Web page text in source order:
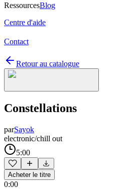
RessourcesBlog
Centre d'aide
Contact
Retour au catalogue
Constellations
parSayok
electronic/chill out
5:00
Acheter le titre
0:00